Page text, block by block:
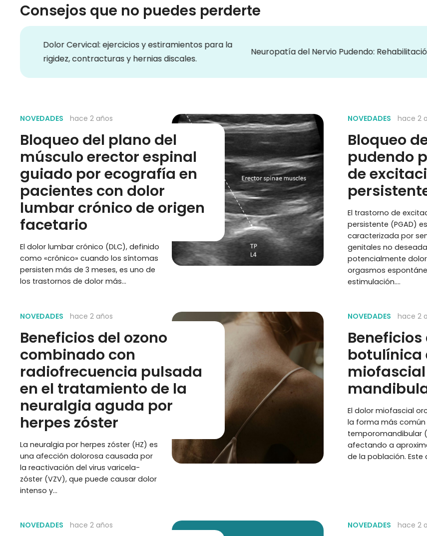
Consejos que no puedes perderte
Dolor Cervical: ejercicios y estiramientos para la
rigidez, contracturas y hernias discales.
Neuropatía del Nervio Pudendo: Rehabilitación
NOVEDADES hace 2 años
Bloqueo del plano del
músculo erector espinal
guiado por ecografía en
pacientes con dolor
lumbar crónico de origen
facetario
El dolor lumbar crónico (DLC), definido
como «crónico» cuando los síntomas
persisten más de 3 meses, es uno de
los trastornos de dolor más…
NOVEDADES hace 2
Bloqueo
pudendo
de
El trastorno de
persistente (PGAD)
caracterizada por
genitales no
potencialmente
orgasmos
estimulación.…
NOVEDADES hace 2 años
Beneficios del ozono
combinado con
radiofrecuencia pulsada
en el tratamiento de la
neuralgia aguda por
herpes zóster
La neuralgia por herpes zóster (HZ) es
una afección dolorosa causada por
la reactivación del virus varicela-
zóster (VZV), que puede causar dolor
intenso y…
NOVEDADES hace 2
botulínica
El dolor miofascial
la forma más
temporomandibular
afectando a
de la población. Este
NOVEDADES hace 2 años NOVEDADES hace 2